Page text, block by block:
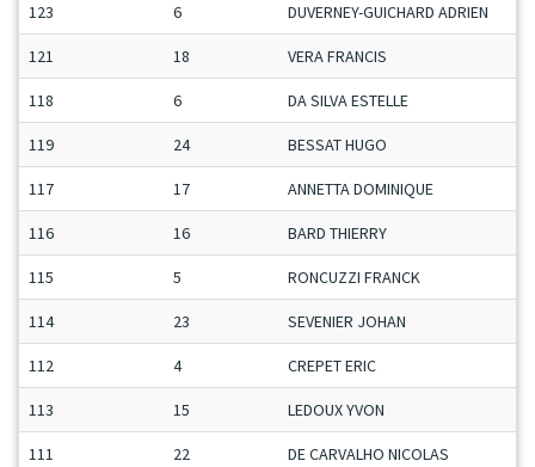
123 6 DUVERNEY-GUICHARD ADRIEN
121 18 VERA FRANCIS
118 6 DA SILVA ESTELLE
119 24 BESSAT HUGO
117 17 ANNETTA DOMINIQUE
116 16 BARD THIERRY
115 5 RONCUZZI FRANCK
114 23 SEVENIER JOHAN
112 4 CREPET ERIC
113 15 LEDOUX YVON
111 22 DE CARVALHO NICOLAS